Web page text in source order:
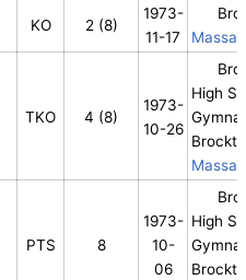
KO 2 (8)
1973-
11-17
TKO 4 (8)
1973-
10-26
High
PTS 8
1973-
10-
06
High